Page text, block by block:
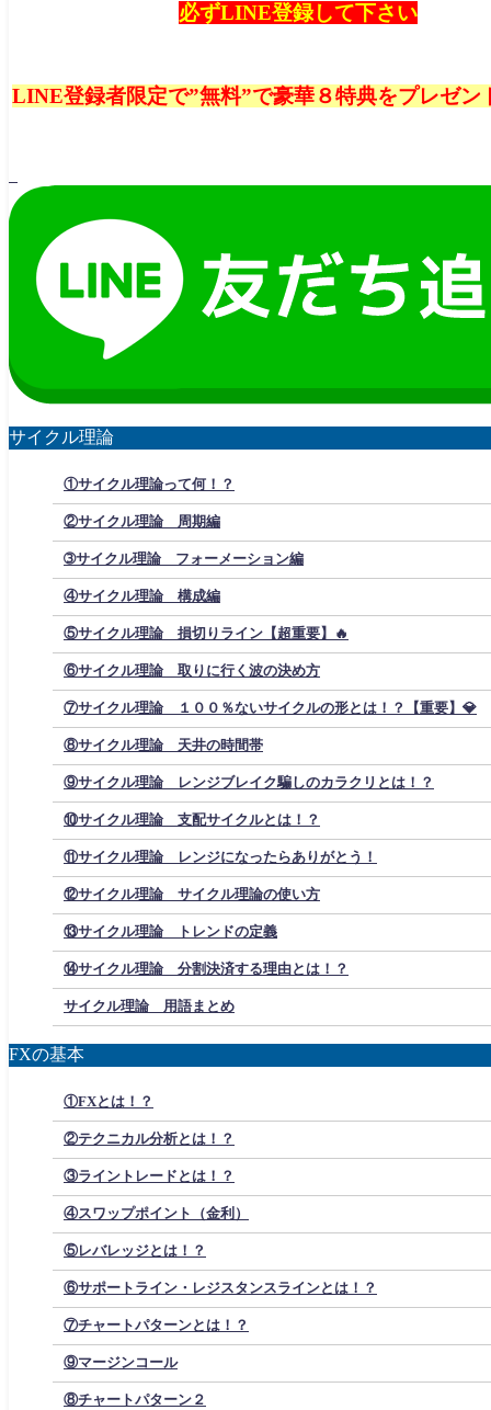
必ずLINE登録して下さい
LINE登録者限定で”無料”で豪華８特典をプレゼン
サイクル理論
①サイクル理論って何！？
②サイクル理論 周期編
➂サイクル理論 フォーメーション編
④サイクル理論 構成編
⑤サイクル理論 損切りライン【超重要】🔥
⑥サイクル理論 取りに行く波の決め方
⑦サイクル理論 １００％ないサイクルの形とは！？【重要】💎
⑧サイクル理論 天井の時間帯
⑨サイクル理論 レンジブレイク騙しのカラクリとは！？
⑩サイクル理論 支配サイクルとは！？
⑪サイクル理論 レンジになったらありがとう！
⑫サイクル理論 サイクル理論の使い方
⑬サイクル理論 トレンドの定義
⑭サイクル理論 分割決済する理由とは！？
サイクル理論 用語まとめ
FXの基本
①FXとは！？
②テクニカル分析とは！？
③ライントレードとは！？
④スワップポイント（金利）
⑤レバレッジとは！？
⑥サポートライン・レジスタンスラインとは！？
⑦チャートパターンとは！？
⑨マージンコール
⑧チャートパターン２